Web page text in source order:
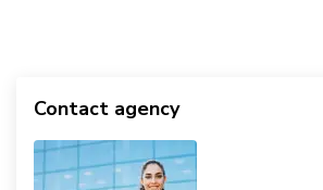
Contact agency